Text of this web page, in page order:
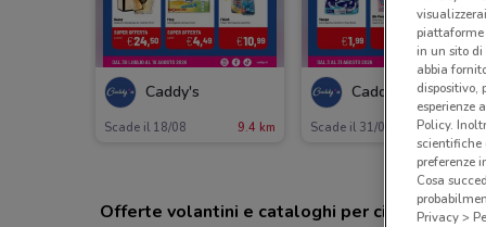
Caddy's
Scade il 18/08 9.4 km
Caddy's
Scade il 31/08 13.4 km
Offerte volantini e cataloghi per città nelle
piattaforme
in un sito
abbia
dispositivo,
esperienze
Policy.
scientifiche
preferenze
Cosa
Privacy >